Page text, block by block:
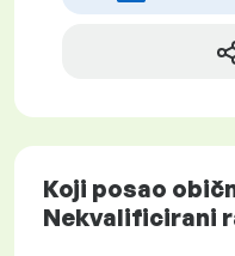
Koji posao
Nekvalificirani